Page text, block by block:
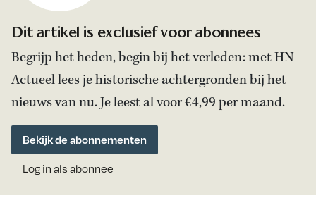
Dit artikel is exclusief voor abonnees
Begrijp het heden, begin bij het verleden: met HN
Actueel lees je historische achtergronden bij het
nieuws van nu. Je leest al voor €4,99 per maand.
Bekijk de abonnementen
Log in als abonnee